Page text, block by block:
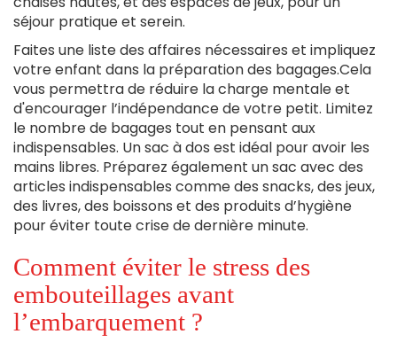
séjour pratique et serein.
Faites une liste des affaires nécessaires et impliquez
votre enfant dans la préparation des bagages.Cela
vous permettra de réduire la charge mentale et
d'encourager l’indépendance de votre petit. Limitez
le nombre de bagages tout en pensant aux
indispensables. Un sac à dos est idéal pour avoir les
mains libres. Préparez également un sac avec des
articles indispensables comme des snacks, des jeux,
des livres, des boissons et des produits d’hygiène
pour éviter toute crise de dernière minute.
Comment éviter le stress des
embouteillages avant
l’embarquement ?